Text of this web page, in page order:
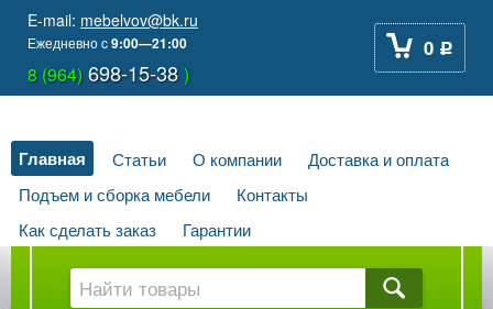
E-mail: mebelvov@bk.ru
Ежедневноc9:00—21:00
8 (964) 698-15-38)
0 Р
Главная Статьи О компании
Доставка и оплата
Подъем и сборка мебели
Контакты
Как сделать заказ
Гарантии